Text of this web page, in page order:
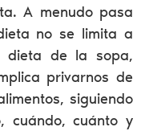
A menudo pasa
no se limita a
dieta de la sopa,
privarnos de
siguiendo
cuándo, cuánto y